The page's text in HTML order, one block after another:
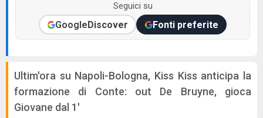
Seguici su
GoogleDiscover Fonti preferite
Ultim'ora su Napoli-Bologna, Kiss Kiss anticipa la
formazione di Conte: out De Bruyne, gioca
Giovane dal 1'